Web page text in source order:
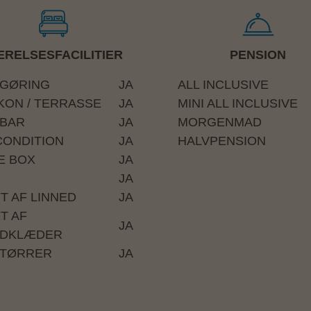
badetøj og klæde sig "smart casual" til
eller receptionen øjeblikkeligt; de
med lidt trapper/trin, der er
send til post@amisol.dk.
JA
/ TERRASSE
JA
JA
JA
BOX
JA
JA
AF LINNED
JA
AF
JA
JA
PENSION
ALL INCLUSIVE
MINI ALL INCLUSIVE
MORGENMAD
HALVPENSION